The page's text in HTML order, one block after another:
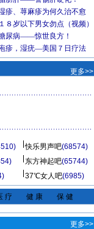
更多>>
快乐男声吧(68574)
东方神起吧(65744)
37℃女人吧(6985)
疗 健 康 保 健
更多>>